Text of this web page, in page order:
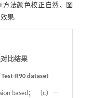
方法颜色校正自然、图
果.
对比结果
R90 dataset
based； （c）—